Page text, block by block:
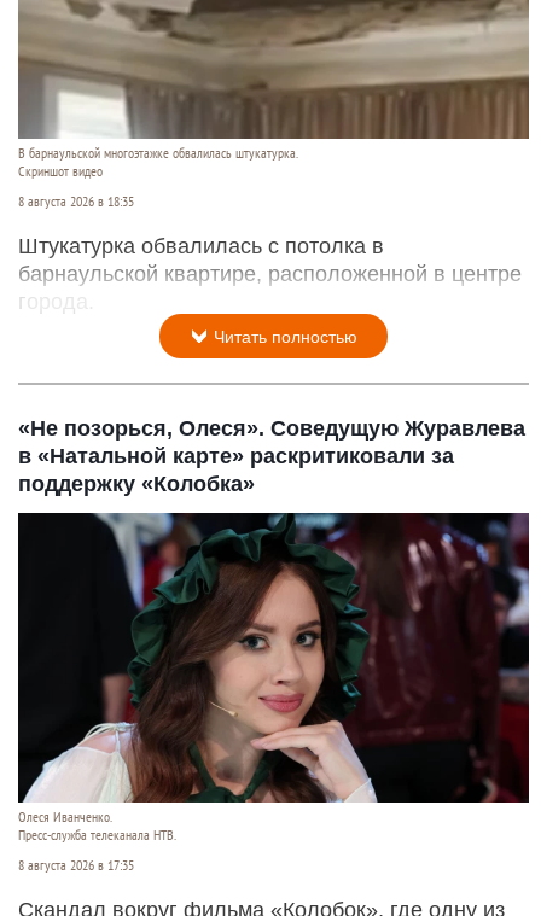
В барнаульской многоэтажке обвалилась штукатурка.
Скриншот видео
8 августа 2026 в 18:35
Штукатурка обвалилась с потолка в
барнаульской квартире, расположенной в центре
города.
Читать полностью
«Не позорься, Олеся». Соведущую Журавлева
в «Натальной карте» раскритиковали за
поддержку «Колобка»
Олеся Иванченко.
Пресс-служба телеканала НТВ.
8 августа 2026 в 17:35
Скандал вокруг фильма «Колобок», где одну из